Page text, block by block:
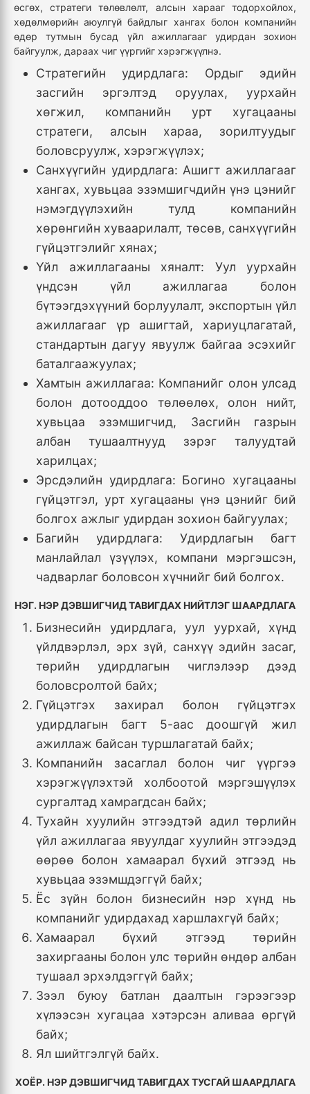
өсгөх, стратеги төлөвлөлт, алсын харааг тодорхойлох,
хөдөлмөрийн аюулгүй байдлыг хангах болон компанийн
өдөр тутмын бусад үйл ажиллагааг удирдан зохион
байгуулж, дараах чиг үүргийг хэрэгжүүлнэ.
Стратегийн удирдлага: Ордыг эдийн
засгийн эргэлтэд оруулах, уурхайн
хөгжил, компанийн урт хугацааны
стратеги, алсын хараа, зорилтуудыг
боловсруулж, хэрэгжүүлэх;
Санхүүгийн удирдлага: Ашигт ажиллагааг
хангах, хувьцаа эзэмшигчдийн үнэ цэнийг
нэмэгдүүлэхийн тулд компанийн
хөрөнгийн хуваарилалт, төсөв, санхүүгийн
гүйцэтгэлийг хянах;
Үйл ажиллагааны хяналт: Уул уурхайн
үндсэн үйл ажиллагаа болон
бүтээгдэхүүний борлуулалт, экспортын үйл
ажиллагааг үр ашигтай, хариуцлагатай,
стандартын дагуу явуулж байгаа эсэхийг
баталгаажуулах;
Хамтын ажиллагаа: Компанийг олон улсад
болон дотооддоо төлөөлөх, олон нийт,
хувьцаа эзэмшигчид, Засгийн газрын
албан тушаалтнууд зэрэг талуудтай
харилцах;
Эрсдэлийн удирдлага: Богино хугацааны
гүйцэтгэл, урт хугацааны үнэ цэнийг бий
болгох ажлыг удирдан зохион байгуулах;
Багийн удирдлага: Удирдлагын багт
манлайлал үзүүлэх, компани мэргэшсэн,
чадварлаг боловсон хүчнийг бий болгох.
НЭГ. НЭР ДЭВШИГЧИД ТАВИГДАХ НИЙТЛЭГ ШААРДЛАГА
Бизнесийн удирдлага, уул уурхай, хүнд
үйлдвэрлэл, эрх зүй, санхүү эдийн засаг,
төрийн удирдлагын чиглэлээр дээд
боловсролтой байх;
Гүйцэтгэх захирал болон гүйцэтгэх
удирдлагын багт 5-аас доошгүй жил
ажиллаж байсан туршлагатай байх;
Компанийн засаглал болон чиг үүргээ
хэрэгжүүлэхтэй холбоотой мэргэшүүлэх
сургалтад хамрагдсан байх;
Тухайн хуулийн этгээдтэй адил төрлийн
үйл ажиллагаа явуулдаг хуулийн этгээдэд
өөрөө болон хамаарал бүхий этгээд нь
хувьцаа эзэмшдэггүй байх;
Ёс зүйн болон бизнесийн нэр хүнд нь
компанийг удирдахад харшлахгүй байх;
Хамаарал бүхий этгээд төрийн
захиргааны болон улс төрийн өндөр албан
тушаал эрхэлдэггүй байх;
Зээл буюу батлан даалтын гэрээгээр
хүлээсэн хугацаа хэтэрсэн аливаа өргүй
байх;
Ял шийтгэлгүй байх.
ХОЁР. НЭР ДЭВШИГЧИД ТАВИГДАХ ТУСГАЙ ШААРДЛАГА